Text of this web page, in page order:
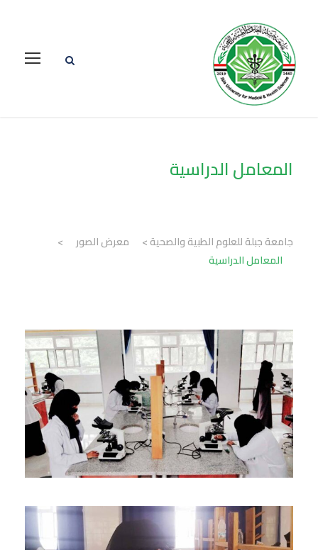
المعامل الدراسية
جامعة جبلة للعلوم الطبية والصحية> معرض الصور
>
المعامل الدراسية